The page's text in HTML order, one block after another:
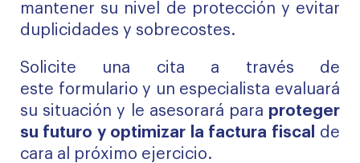
mantener su nivel de protección y evitar
duplicidades y sobrecostes.
Solicite una cita a través de
este formulario y un especialista evaluará
su situación y le asesorará para proteger
su futuro y optimizar la factura fiscal
de
cara al próximo ejercicio.